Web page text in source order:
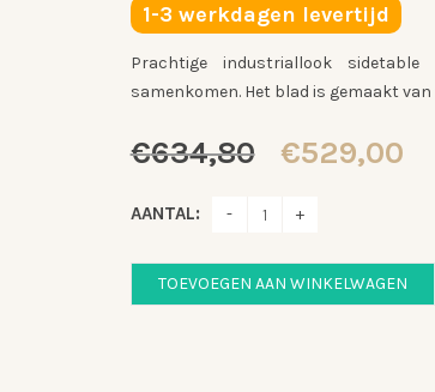
1-3 werkdagen levertijd
Prachtige industriallook
samenkomen. Het blad is gemaakt
€634,80
was:
€529,00
AANTAL:
TOEVOEGEN AAN WINKELWAGEN